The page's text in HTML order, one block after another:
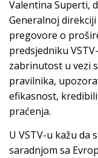
Valentina Superti,
Generalnoj
pregovore o
predsjedniku
zabrinutost u vezi
pravilnika,
efikasnost,
praćenja.
U VSTV-u kažu da
saradnjom sa